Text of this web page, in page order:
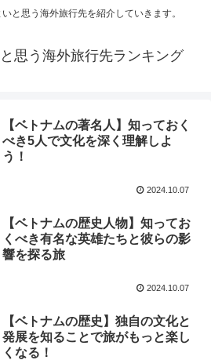
と思う海外旅行先を紹介していきます。
思う海外旅行先ランキング
【ベトナムの著名人】知っておく
べき5人で文化を深く理解しよ
う！
2024.10.07
【ベトナムの歴史人物】知ってお
くべき有名な英雄たちと彼らの影
響を探る旅
2024.10.07
【ベトナムの歴史】独自の文化と
発展を知ることで旅がもっと楽し
くなる！